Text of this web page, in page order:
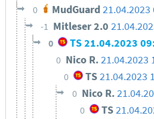
0 MudGuard 21.04.2023
-1 Mitleser 2.0
0 TS21.04.2023
0 Nico R.21.04.2023
0 TS21.04.2023
0 Nico R.
0 TS